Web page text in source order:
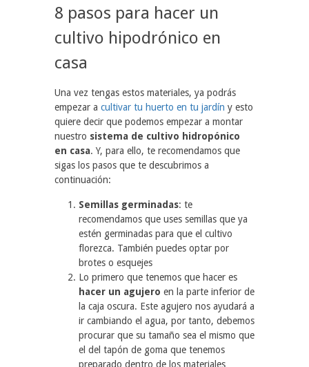
8 pasos para hacer un
cultivo hipodrónico en
casa
Una vez tengas estos materiales, ya podrás
empezar a cultivar tu huerto en tu jardín y esto
quiere decir que podemos empezar a montar
nuestro sistema de cultivo hidropónico
en casa. Y, para ello, te recomendamos que
sigas los pasos que te descubrimos a
continuación:
Semillas germinadas: te
recomendamos que uses semillas que ya
estén germinadas para que el cultivo
florezca. También puedes optar por
brotes o esquejes
Lo primero que tenemos que hacer es
hacer un agujero en la parte inferior de
la caja oscura. Este agujero nos ayudará a
ir cambiando el agua, por tanto, debemos
procurar que su tamaño sea el mismo que
el del tapón de goma que tenemos
preparado dentro de los materiales